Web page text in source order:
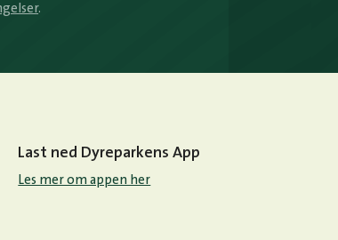
.
Last ned Dyreparkens App
Les mer om appen her